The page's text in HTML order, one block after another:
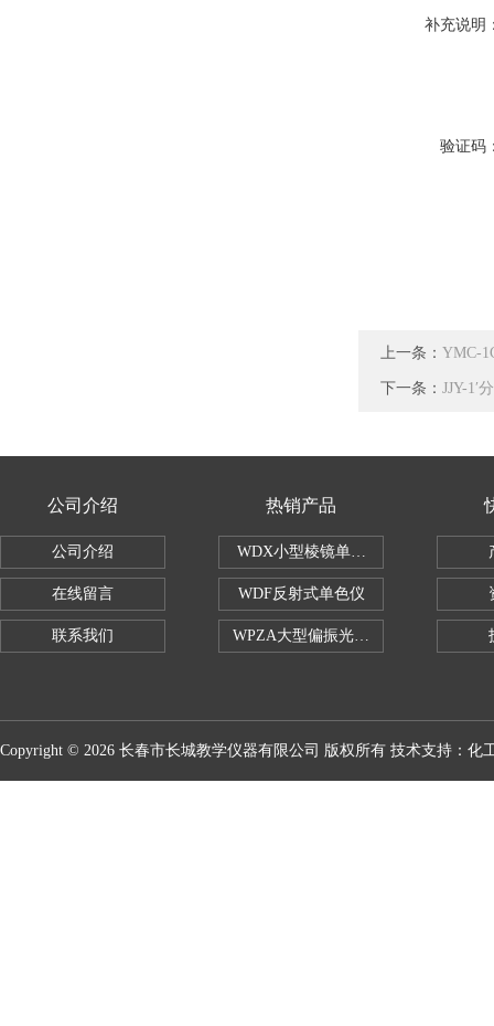
补充说明
验证码
上一条： YMC-
下一条： JJY-1′
公司介绍
公司介绍
在线留言
联系我们
热销产品
WDX小型棱镜单色仪
WDF反射式单色仪
WPZA大型偏振光演示仪
Copyright © 2026 长春市长城教学仪器有限公司 版权所有 技术支持： 化